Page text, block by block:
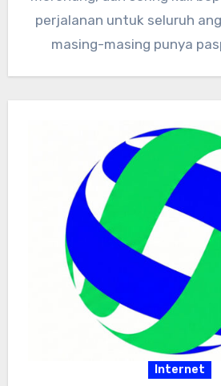
perjalanan untuk seluruh
masing-masing punya
Internet